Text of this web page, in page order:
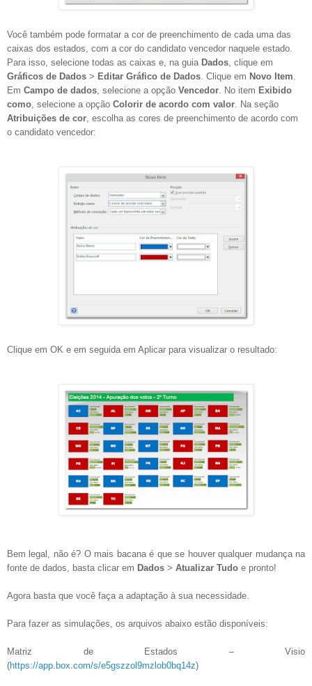
Você também pode formatar a cor de preenchimento de cada uma das
caixas dos estados, com a cor do candidato vencedor naquele estado.
Para isso, selecione todas as caixas e, na guia Dados, clique em
Gráficos de Dados > Editar Gráfico de Dados. Clique em Novo Item.
Em Campo de dados, selecione a opção Vencedor. No item Exibido
como, selecione a opção Colorir de acordo com valor. Na seção
Atribuições de cor, escolha as cores de preenchimento de acordo com
o candidato vencedor:
Clique em OK e em seguida em Aplicar para visualizar o resultado:
Bem legal, não é? O mais bacana é que se houver qualquer mudança na
fonte de dados, basta clicar em Dados > Atualizar Tudo e pronto!
Agora basta que você faça a adaptação à sua necessidade.
Para fazer as simulações, os arquivos abaixo estão disponíveis:
Matriz de Estados – Visio
(https://app.box.com/s/e5gszzol9mzlob0bq14z)